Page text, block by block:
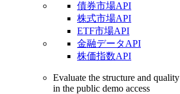
債券市場API
株式市場API
ETF市場API
金融データAPI
株価指数API
Evaluate the structure and
in the public demo access